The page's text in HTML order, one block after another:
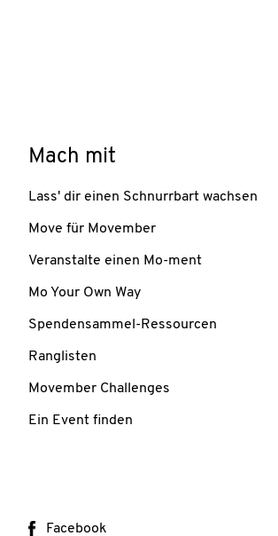
Mach mit
Lass' dir einen Schnurrbart wachsen
Move für Movember
Veranstalte einen Mo-ment
Mo Your Own Way
Spendensammel-Ressourcen
Ranglisten
Movember Challenges
Ein Event finden
Facebook